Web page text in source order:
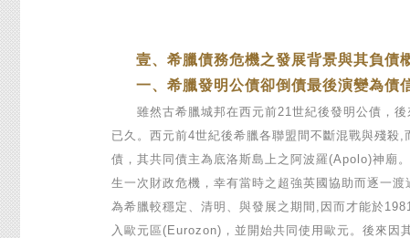
壹、希臘債務危機之發展背景與其負債
一、希臘發明公債卻倒債最後演變為債
雖然古希臘城邦在西元前21世紀後發明公債，後
已久。西元前4世紀後希臘各聯盟間不斷混戰與殘
債，其共同債主為底洛斯島上之阿波羅(Apolo)神廟
生一次財政危機，幸有當時之超強英國協助而逐一
為希臘較穩定、清明、與發展之期間,因而才能於
入歐元區(Eurozon)，並開始共同使用歐元。後來因